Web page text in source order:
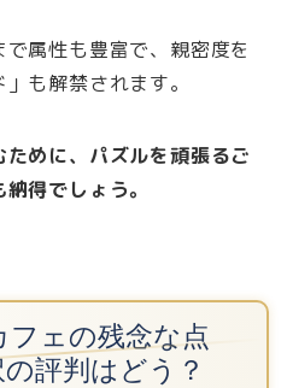
属性も豊富で、親密度を
も解禁されます。
めに、パズルを頑張るご
得でしょう。
ェの残念な点
評判はどう？